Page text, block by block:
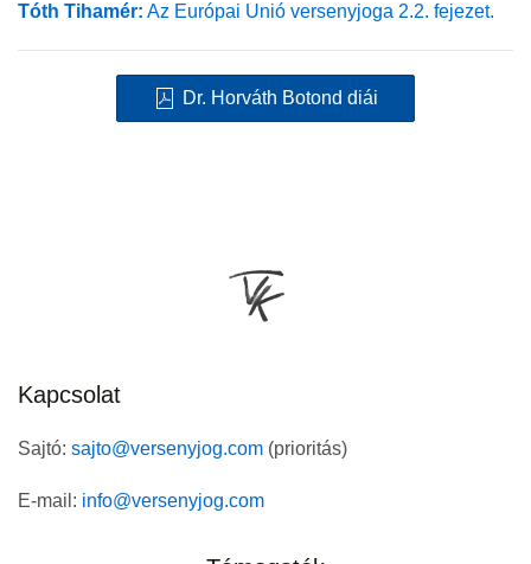
Tóth Tihamér: Az Európai Unió versenyjoga 2.2. fejezet.
Dr. Horváth Botond diái
Kapcsolat
Sajtó: sajto@versenyjog.com (prioritás)
E-mail: info@versenyjog.com